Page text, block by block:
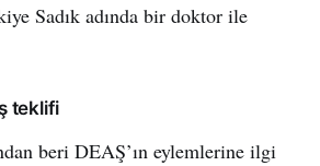
Sadık adında bir doktor ile
teklifi
beri DEAŞ’ın eylemlerine ilgi